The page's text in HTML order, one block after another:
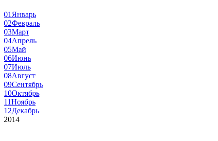
01 Январь
02Февраль
03Март
04Апрель
05Май
06Июнь
07Июль
08Август
09Сентябрь
10Октябрь
11Ноябрь
12Декабрь
2014